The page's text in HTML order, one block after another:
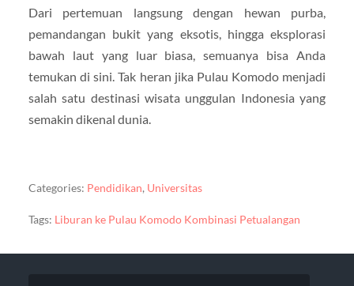
Dari pertemuan langsung dengan hewan purba,
pemandangan bukit yang eksotis, hingga eksplorasi
bawah laut yang luar biasa, semuanya bisa Anda
temukan di sini. Tak heran jika Pulau Komodo menjadi
salah satu destinasi wisata unggulan Indonesia yang
semakin dikenal dunia.
Categories: Pendidikan, Universitas
Tags: Liburan ke Pulau Komodo Kombinasi Petualangan